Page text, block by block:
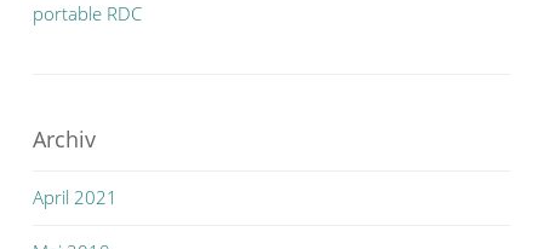
portable RDC
Archiv
April 2021